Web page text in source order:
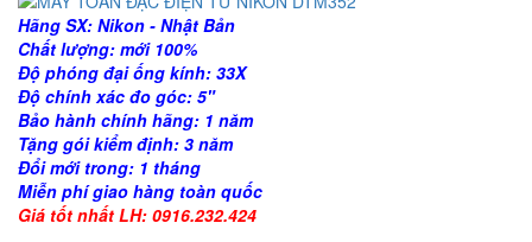
Hãng SX: Nikon - Nhật Bản
Chất lượng: mới 100%
Độ phóng đại ống kính: 33X
Độ chính xác đo góc: 5"
Bảo hành chính hãng: 1 năm
Tặng gói kiểm định: 3 năm
Đổi mới trong: 1 tháng
Miễn phí giao hàng toàn quốc
Giá tốt nhất LH: 0916.232.424